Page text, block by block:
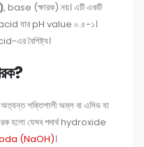
, base (ক্ষারক) নয়। এটি একটি
যার pH value ০.৫-১।
এর বৈশিষ্ট্য।
শক্তিশালী অম্ল বা এসিড যা
হলো যেসব পদার্থ hydroxide
(NaOH)।